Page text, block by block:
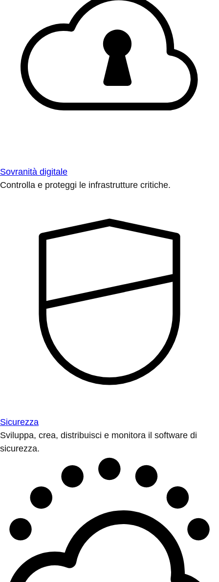
Sovranità digitale
Controlla e proteggi le infrastrutture critiche.
Sicurezza
Sviluppa, crea, distribuisci e monitora il software di
sicurezza.